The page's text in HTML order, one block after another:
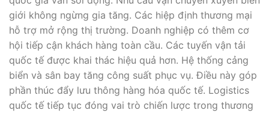
giới không ngừng gia tăng. Các hiệp định thương mại
hỗ trợ mở rộng thị trường. Doanh nghiệp có thêm cơ
hội tiếp cận khách hàng toàn cầu. Các tuyến vận tải
quốc tế được khai thác hiệu quả hơn. Hệ thống cảng
biển và sân bay tăng công suất phục vụ. Điều này góp
phần thúc đẩy lưu thông hàng hóa quốc tế. Logistics
quốc tế tiếp tục đóng vai trò chiến lược trong thương